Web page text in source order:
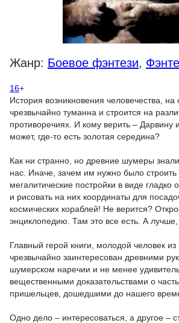
Жанр: Боевое фэнтези,
16+
История возникновения человечества, на
чрезвычайно туманна и строится на
противоречиях. И кому верить – Дарвину
может, где-то есть золотая середина?
Как ни странно, но древние шумеры
нас. Иначе, зачем им нужно было
мегалитические постройки в виде
и рисовать на них координаты для
космических кораблей! Не верится?
энциклопедию. Там это все есть. А лучше,
Главный герой книги, молодой человек из
чрезвычайно заинтересован древними
шумерском наречии и не менее
вещественными доказательствами о
пришельцев, дошедшими до нашего
Одно дело – интересоваться, а другое –